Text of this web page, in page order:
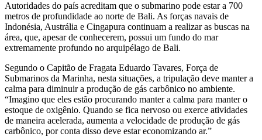
Autoridades do país acreditam que o submarino pode estar a 700
metros de profundidade ao norte de Bali. As forças navais de
Indonésia, Austrália e Cingapura continuam a realizar as buscas na
área, que, apesar de conhecerem, possui um fundo do mar
extremamente profundo no arquipélago de Bali.
Segundo o Capitão de Fragata Eduardo Tavares, Força de
Submarinos da Marinha, nesta situações, a tripulação deve manter a
calma para diminuir a produção de gás carbônico no ambiente.
“Imagino que eles estão procurando manter a calma para manter o
estoque de oxigênio. Quando se fica nervoso ou exerce atividades
de maneira acelerada, aumenta a velocidade de produção de gás
carbônico, por conta disso deve estar economizando ar.”